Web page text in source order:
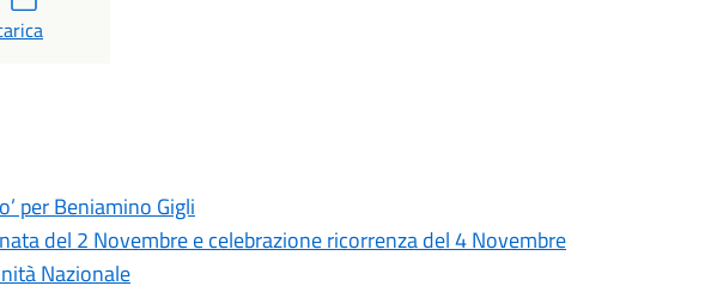
per Beniamino Gigli
del 2 Novembre e celebrazione ricorrenza del 4 Novembre
Nazionale